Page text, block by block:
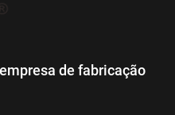
de fabricação